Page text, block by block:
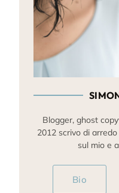
Blogger, ghost
2012 scrivo di
sul mio e
Bio